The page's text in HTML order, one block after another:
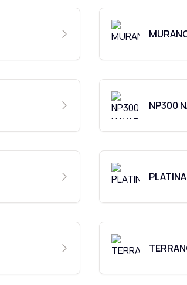
NP300
PLATINA